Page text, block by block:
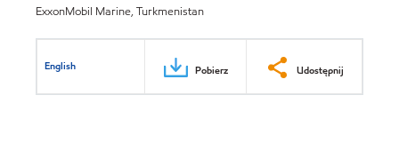
ExxonMobil Marine, Turkmenistan
English Pobierz Udostępnij